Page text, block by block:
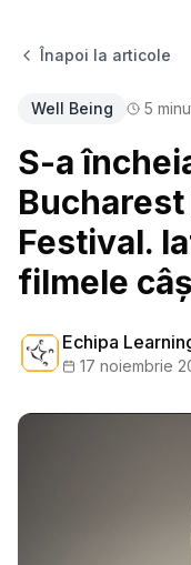
Înapoi la articole
Well Being 5
S-a
Festival.
filmele
Echipa
17 noiembrie